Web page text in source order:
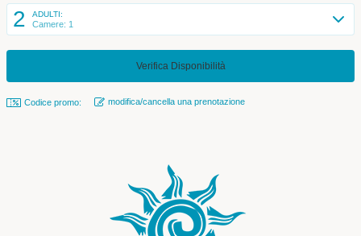
2 ADULTI:
Camere: 1
Codice promo: modifica/cancella una prenotazione